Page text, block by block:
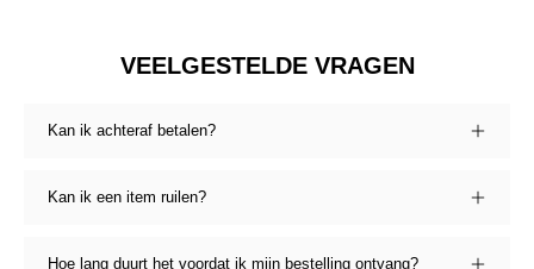
VEELGESTELDE VRAGEN
Kan ik achteraf betalen?
Kan ik een item ruilen?
Hoe lang duurt het voordat ik mijn bestelling ontvang?